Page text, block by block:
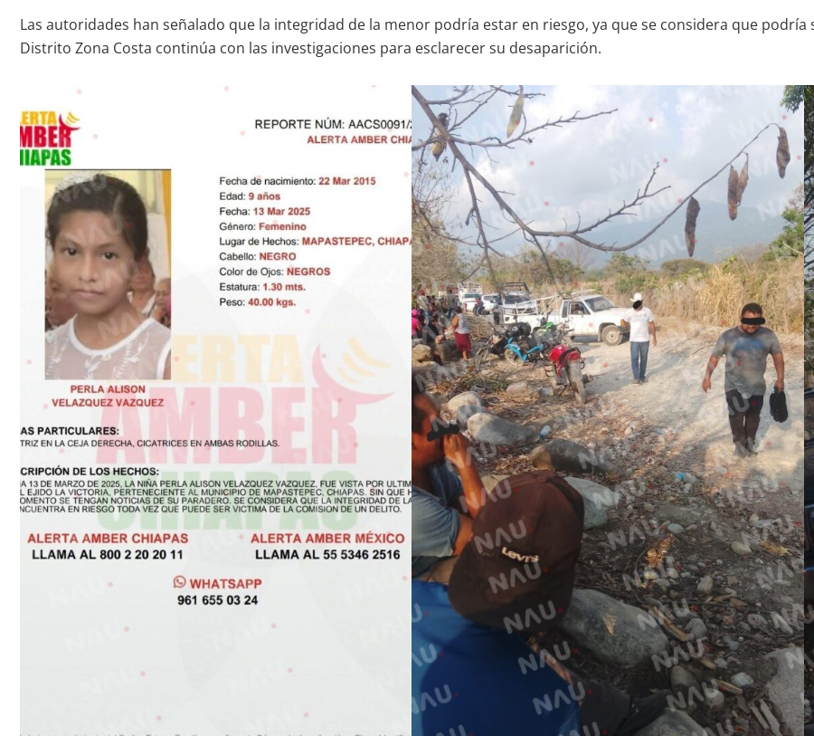
Las autoridades han señalado que la integridad de la menor podría estar en riesgo, ya que se considera que
Distrito Zona Costa continúa con las investigaciones para esclarecer su desaparición.